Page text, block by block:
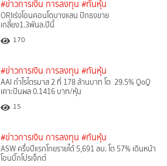
#ข่าวการเงิน การลงทุน #ทันหุ้น
ORIเร่งโอนคอนโดบางแสน ปักธงขาย
เกลี้ยง1.3พันล.ปีนี้
170
#ข่าวการเงิน การลงทุน #ทันหุ้น
AAI กำไรไตรมาส 2 ที่ 178 ล้านบาท โต 29.5% QoQ
เคาะปันผล 0.1416 บาท/หุ้น
15
#ข่าวการเงิน การลงทุน #ทันหุ้น
ASW ครึ่งปีแรกโกยรายได้ 5,691 ลบ. โต 57% เดินหน้า
โอนบิ๊กโปรเจ็กต์